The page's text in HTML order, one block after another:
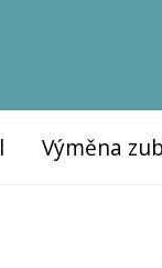
Výměna